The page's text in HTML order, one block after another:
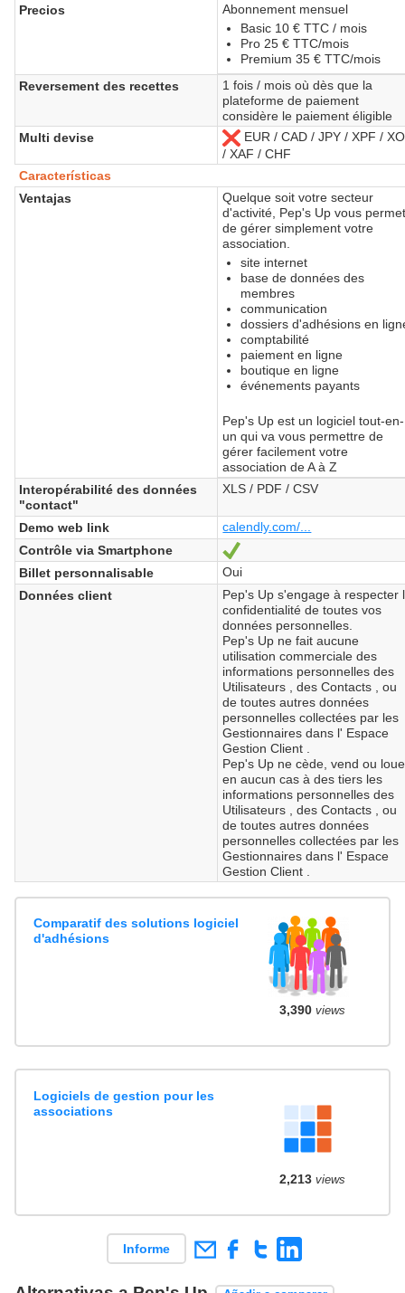
Precios
Abonnement mensuel
Basic 10 € TTC / mois
Pro 25 € TTC/mois
Premium 35 € TTC/mois
Reversement des recettes
1 fois / mois où dès que la
plateforme de paiement
considère le paiement éligible
Multi devise
No
EUR / CAD / JPY / XPF /
/ XAF / CHF
Características
Ventajas
Quelque soit votre secteur
d'activité, Pep's Up vous
de gérer simplement votre
association.
site internet
base de données des
membres
communication
dossiers d'adhésions en
comptabilité
paiement en ligne
boutique en ligne
événements payants
Pep's Up est un logiciel tout-en-
un qui va vous permettre de
gérer facilement votre
association de A à Z
Interopérabilité des données
"contact"
XLS / PDF / CSV
Demo web link
calendly.com/...
Contrôle via Smartphone
Sí
Billet personnalisable
Oui
Données client
Pep's Up s'engage à respecter
confidentialité de toutes vos
données personnelles.
Pep's Up ne fait aucune
utilisation commerciale des
informations personnelles des
Utilisateurs , des Contacts , ou
de toutes autres données
personnelles collectées par les
Gestionnaires dans l' Espace
Gestion Client .
Pep's Up ne cède, vend ou loue
en aucun cas à des tiers les
informations personnelles des
Utilisateurs , des Contacts , ou
de toutes autres données
personnelles collectées par les
Gestionnaires dans l' Espace
Gestion Client .
Comparatif des solutions logiciel
d'adhésions
3,390views
Logiciels de gestion pour les
associations
2,213views
Informe